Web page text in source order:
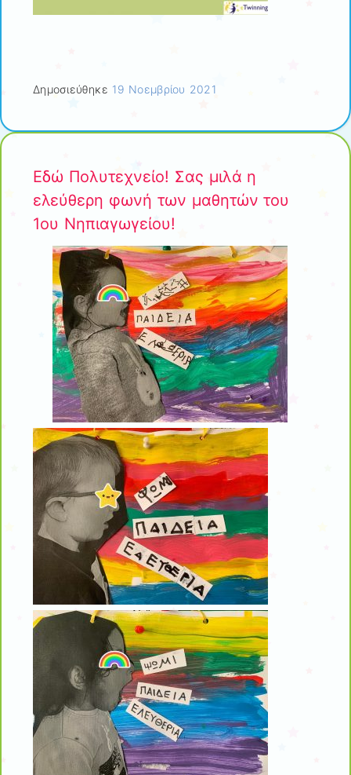
Δημοσιεύθηκε 19 Νοεμβρίου 2021
Εδώ Πολυτεχνείο! Σας μιλά η
ελεύθερη φωνή των μαθητών του
1ου Νηπιαγωγείου!